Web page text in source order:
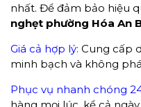
nhất. Để đảm bảo hiệu
nghẹt phường Hóa An
Giá cả hợp lý: Cung cấp
minh bạch và không
Phục vụ nhanh chóng